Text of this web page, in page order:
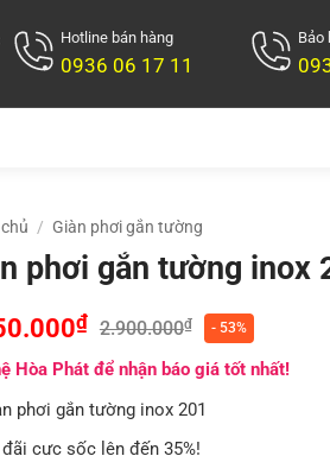
Hotline bán hàng
0936 06 17 11
Bảo
/ Giàn phơi gắn tường
phơi gắn tường inox
₫ 2.900.000₫ - 53%
Hòa Phát để nhận báo giá tốt nhất!
phơi gắn tường inox 201
đãi cực sốc lên đến 35%!